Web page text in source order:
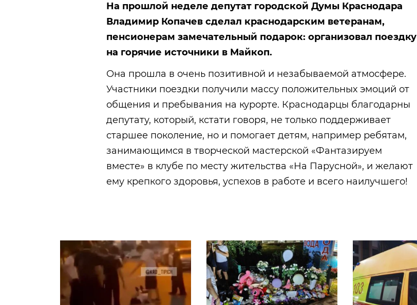
На прошлой неделе депутат городской Думы Краснодара
Владимир Копачев сделал краснодарским ветеранам,
пенсионерам замечательный подарок: организовал поездку
на горячие источники в Майкоп.
Она прошла в очень позитивной и незабываемой атмосфере.
Участники поездки получили массу положительных эмоций от
общения и пребывания на курорте. Краснодарцы благодарны
депутату, который, кстати говоря, не только поддерживает
старшее поколение, но и помогает детям, например ребятам,
занимающимся в творческой мастерской «Фантазируем
вместе» в клубе по месту жительства «На Парусной», и желают
ему крепкого здоровья, успехов в работе и всего наилучшего!